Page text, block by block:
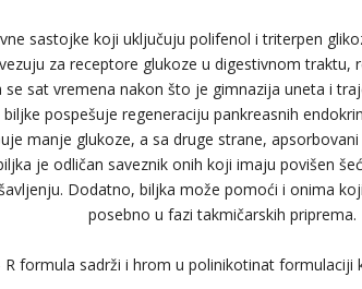
sastojke koji uključuju polifenol i triterpen
za receptore glukoze u digestivnom traktu,
sat vremena nakon što je gimnazija uneta i
pospešuje regeneraciju pankreasnih
manje glukoze, a sa druge strane,
je odličan saveznik onih koji imaju povišen
Dodatno, biljka može pomoći i onima
posebno u fazi takmičarskih priprema.
R formula sadrži i hrom u polinikotinat formulaciji